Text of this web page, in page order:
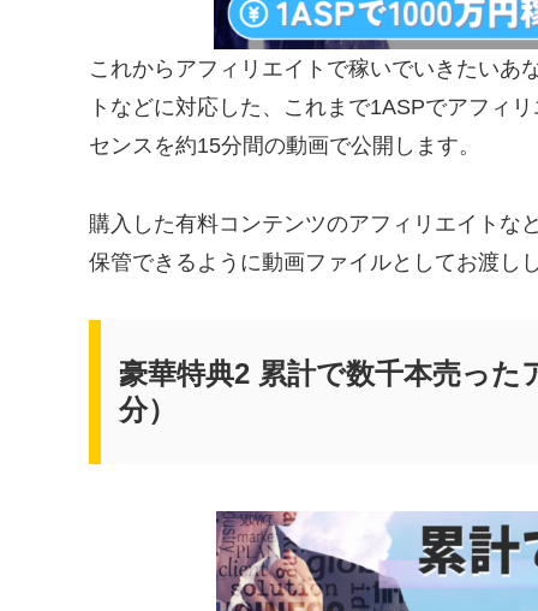
これからアフィリエイトで稼いでいきたいあ
トなどに対応した、これまで1ASPでアフィ
センスを約15分間の動画で公開します。
購入した有料コンテンツのアフィリエイトな
保管できるように動画ファイルとしてお渡し
豪華特典2 累計で数千本売っ
分）